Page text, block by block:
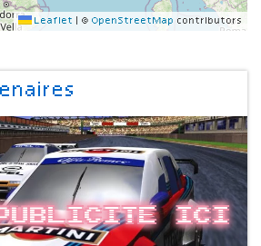
Leaflet © OpenStreetMap contributors
publicite ici